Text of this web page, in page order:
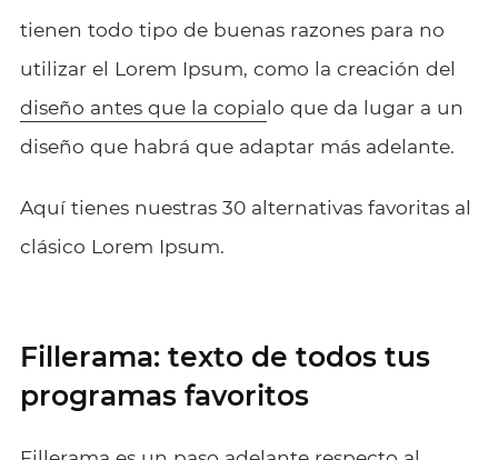
tienen todo tipo de buenas razones para no
utilizar el Lorem Ipsum, como la creación del
diseño antes que la copialo que da lugar a un
diseño que habrá que adaptar más adelante.
Aquí tienes nuestras 30 alternativas favoritas al
clásico Lorem Ipsum.
Fillerama: texto de todos tus
programas favoritos